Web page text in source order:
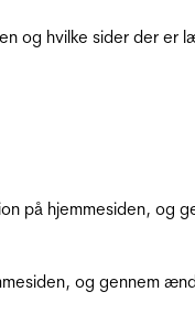
og hvilke sider der er
på hjemmesiden, og
og gennem